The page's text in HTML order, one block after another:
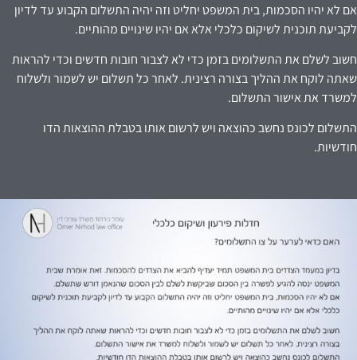
אם לא יהיו הסכמות, בית המשפט יחליט וזה יהיה התשלום הקבוע עד לדיון
לקביעת תוכנית לשיקום כלכלי אלא אם יהיו שינויים מהותיים.
חשוב לשלם את התשלומים בזמן כדי לא לצבור חובות חדשים וכדי להראות
שאתה לוקח את ההליך בצורה רצינית. לאחר כל תשלום יש לשמור ולשלוח
למשרד את אישור התשלום.
התשלום לכונס נחשב כהוצאה ויש לרשום אותו בטבלת ההוצאות הדו
חודשיות.